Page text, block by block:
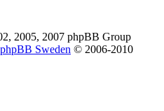
2005, 2007 phpBB Group
Sweden © 2006-2010